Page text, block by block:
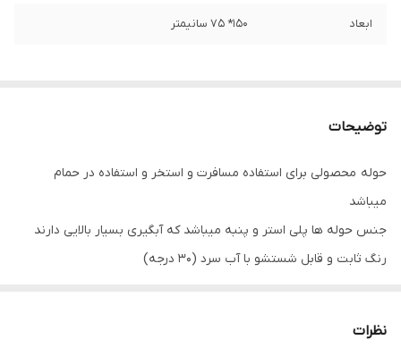
ابعاد 150* 75 سانیمتر
توضیحات
حوله محصولی برای استفاده مسافرت و استخر و استفاده در حمام
میباشد
جنس حوله ها پلی استر و پنبه میباشد که آبگیری بسیار بالایی دارند
رنگ ثابت و قابل شستشو با آب سرد (30 درجه)
نظرات